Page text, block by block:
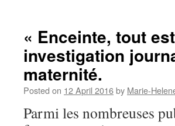
« Enceinte, tout
investigation
maternité.
Posted on 12 April 2016by Marie-
Parmi les nombreuses